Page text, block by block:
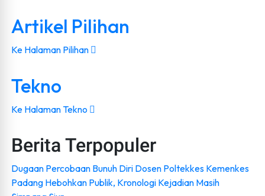
Artikel Pilihan
Ke Halaman Pilihan
Tekno
Ke Halaman Tekno
Berita Terpopuler
Dugaan Percobaan Bunuh Diri Dosen Poltekkes Kemenkes
Padang Hebohkan Publik, Kronologi Kejadian Masih